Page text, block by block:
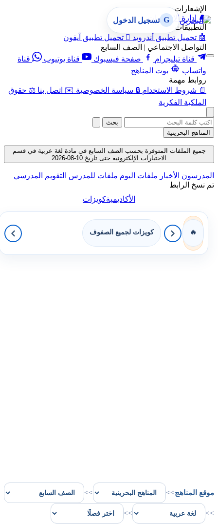
الإشعارات
🔔 إدارة الإشعارات
التطبيقات
🤖 تحميل تطبيق أندرويد  تحميل تطبيق آيفون
التواصل الاجتماعي | الصف السابع
قناة تيليجرام
صفحة فيسبوك قناة يوتيوب
قناة
واتساب
بوت المناهج
روابط مهمة
📄 شروط الاستخدام 🔒 سياسة الخصوصية ✉️ اتصل بنا ⚖️ حقوق
الملكية الفكرية
G تسجيل الدخول
بحث
المناهج البحرينية
جميع الملفات المتوفرة بحسب الصف السابع في مادة لغة عربية في قسم
الاختبارات الإلكترونية حتى تاريخ 10-08-2026
المدرسون الأخبار ملفات اليوم ملفات للمدرس التقويم المدرسي
تم نسخ الرابط
الأكاديميةكويزات
🔥 كويزات لجميع الصفوف
موقع المناهج>>
>>
>>
>>